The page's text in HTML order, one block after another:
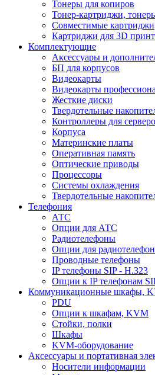
Тонеры для копиров
Тонер-картриджи,
Совместимые картриджи
Картриджи для 3D
Комплектующие
Аксессуары и
БП для корпусов
Видеокарты
Видеокарты
Жесткие диски
Твердотельные
Контроллеры для
Корпуса
Материнские платы
Оперативная память
Оптические приводы
Процессоры
Системы охлаждения
Твердотельные
Телефония
АТС
Опции для АТС
Радиотелефоны
Опции для
Проводные телефоны
IP телефоны SIP - H.323
Опции к IP телефонам
Коммуникационные шкафы,
PDU
Опции к шкафам, KVM
Стойки, полки
Шкафы
KVM-оборудование
Аксессуары и портативная
Носители информации